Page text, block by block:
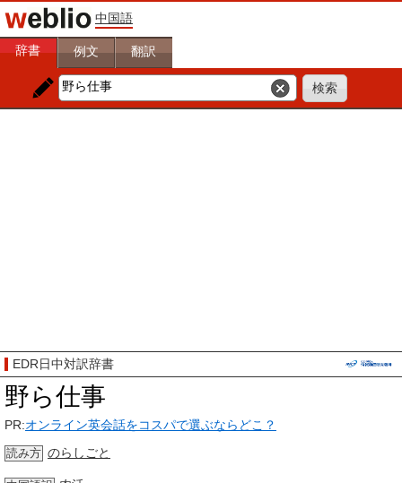
中国語
辞書 例文 翻訳
EDR日中対訳辞書
野ら仕事
PR:オンライン英会話をコスパで選ぶならどこ？
読み方 のらしごと